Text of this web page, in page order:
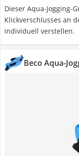
Dieser Aqua-Jogging-
Klickverschlusses an
individuell verstellen.
Beco Aqua-